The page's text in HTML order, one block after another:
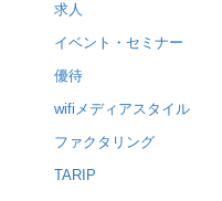
求人
イベント・セミナー
優待
wifiメディアスタイル
ファクタリング
TARIP